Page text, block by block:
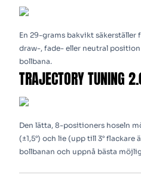
En 29-grams bakvikt säkerställer
draw-, fade- eller neutral
bollbana.
TRAJECTORY TUNING
Den lätta, 8-positioners hoseln
(±1,5°) och lie (upp till 3°
bollbanan och uppnå bästa